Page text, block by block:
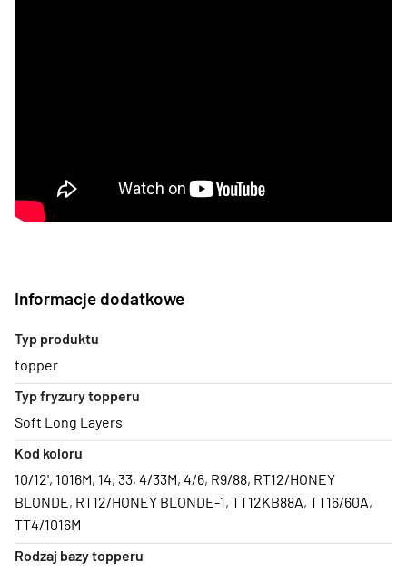
Informacje dodatkowe
Typ produktu
topper
Typ fryzury topperu
Soft Long Layers
Kod koloru
10/12', 1016M, 14, 33, 4/33M, 4/6, R9/88, RT12/HONEY
BLONDE, RT12/HONEY BLONDE-1, TT12KB88A, TT16/60A,
TT4/1016M
Rodzaj bazy topperu